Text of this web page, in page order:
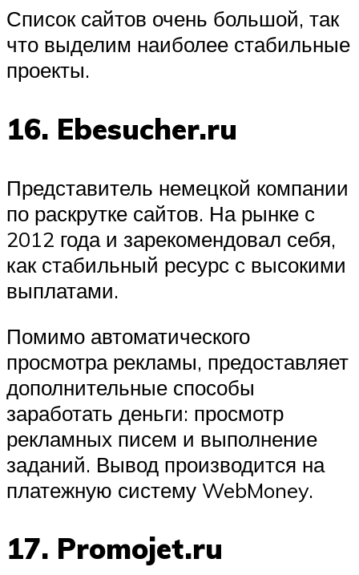
Список сайтов очень большой, так
что выделим наиболее стабильные
проекты.
16. Ebesucher.ru
Представитель немецкой компании
по раскрутке сайтов. На рынке с
2012 года и зарекомендовал себя,
как стабильный ресурс с высокими
выплатами.
Помимо автоматического
просмотра рекламы, предоставляет
дополнительные способы
заработать деньги: просмотр
рекламных писем и выполнение
заданий. Вывод производится на
платежную систему WebMoney.
17. Promojet.ru